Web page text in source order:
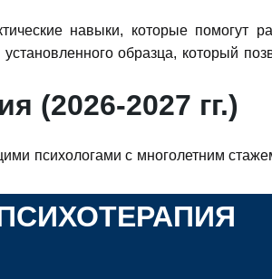
расстройства:
психотерапия
навыки, которые помогут
образца, который
(2026-2027 гг.)
психологами с многолетним